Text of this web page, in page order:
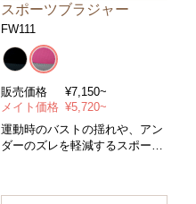
スポーツブラジャー
FW111
販売価格
¥7,150~
メイト価格 ¥5,720~
運動時のバストの揺れや、アン
ダーのズレを軽減するスポーツ
EF・アンダー65～90cm ＊カラ